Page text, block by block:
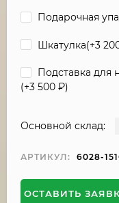
Подарочная
Шкатулка(+3
Подставка для
(+3 500 ₽)
Основной склад:
АРТИКУЛ: 6028-
ОСТАВИТЬ